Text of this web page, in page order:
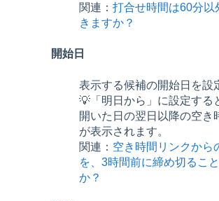
関連： 打合せ時間は60分以
きますか？
開始日
表示する候補の開始日を設
💡「明日から」に設定する
開いた日の翌日以降の空き
が表示されます。
関連： 空き時間リンクから
を、3時間前に締め切るこ
か？